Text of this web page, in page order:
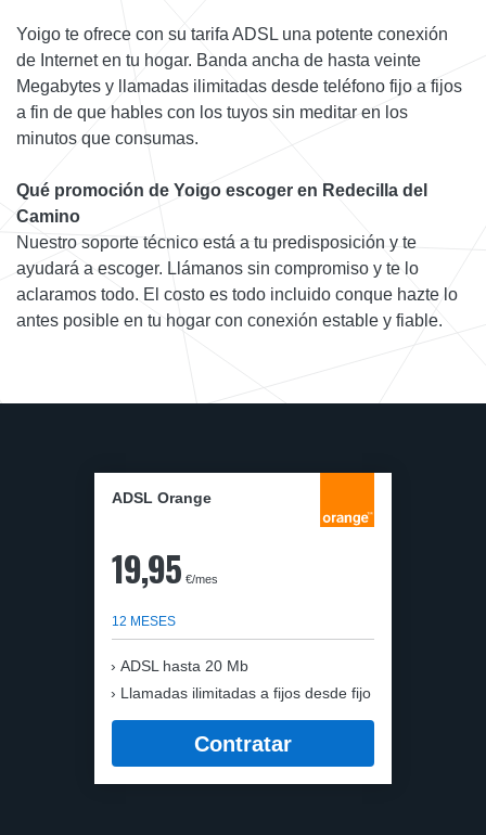
Yoigo te ofrece con su tarifa ADSL una potente conexión
de Internet en tu hogar. Banda ancha de hasta veinte
Megabytes y llamadas ilimitadas desde teléfono fijo a fijos
a fin de que hables con los tuyos sin meditar en los
minutos que consumas.
Qué promoción de Yoigo escoger en Redecilla del
Camino
Nuestro soporte técnico está a tu predisposición y te
ayudará a escoger. Llámanos sin compromiso y te lo
aclaramos todo. El costo es todo incluido conque hazte lo
antes posible en tu hogar con conexión estable y fiable.
ADSL Orange
19,95 €/mes
12 MESES
ADSL hasta 20 Mb
Llamadas ilimitadas a fijos desde fijo
Contratar